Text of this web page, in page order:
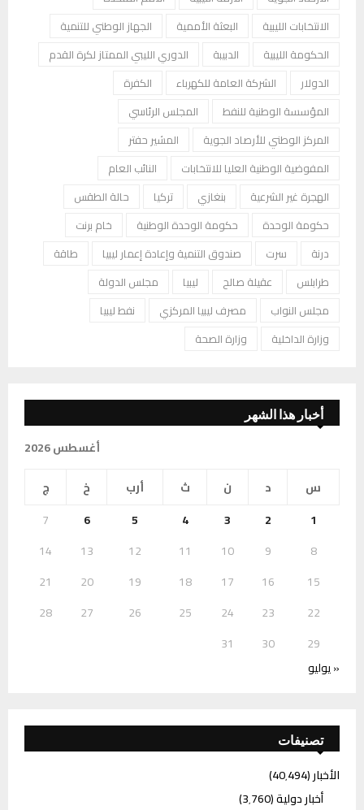
الانتخابات الليبية
البعثة الأممية
الجهاز الوطني للتنمية
الحكومة الليبية
الدبيبة
الدوري الليبي الممتاز لكرة القدم
الدولار
الشركة العامة للكهرباء
الكفرة
المؤسسة الوطنية للنفط
المجلس الرئاسي
المركز الوطني للأرصاد الجوية
المشير حفتر
المفوضية الوطنية العليا للانتخابات
النائب العام
الهجرة غير الشرعية
بنغازي تركيا
حالة الطقس
حكومة الوحدة
حكومة الوحدة الوطنية
خام برنت
درنة
سرت صندوق التنمية وإعادة إعمار ليبيا
طاقة
طرابلس
عقيلة صالح ليبيا
مجلس الدولة
مجلس النواب
مصرف ليبيا المركزي
نفط ليبيا
وزارة الداخلية
وزارة الصحة
أخبار هذا الشهر
أغسطس 2026
س
د ن ث أرب خ
ج
1
2
3
4
5
6
7
8
9
10
11
12
13
14
15
16
17
18
19
20
21
22
23
24
25
26
27
28
29
30
31
« يوليو
تصنيفات
الأخبار(40٬494)
أخبار دولية(3٬760)